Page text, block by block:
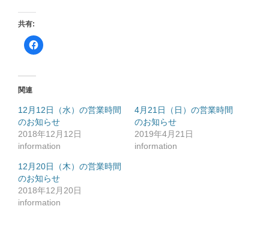
共有:
F
a
共
有
す
る
に
は
ク
ッ
ク
し
て
く
だ
さ
関連
12月12日（水）の営業時間
のお知らせ
2018年12月12日
information
4月21日（日）の営業時間
のお知らせ
2019年4月21日
information
12月20日（木）の営業時間
のお知らせ
2018年12月20日
information